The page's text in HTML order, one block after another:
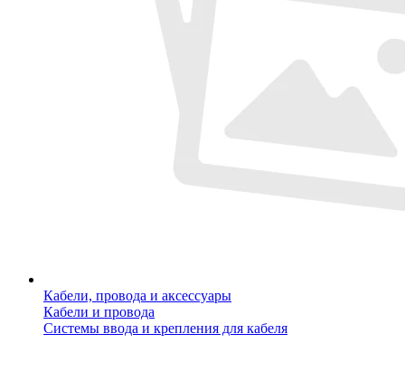
Кабели, провода и аксессуары
Кабели и провода
Системы ввода и крепления для кабеля